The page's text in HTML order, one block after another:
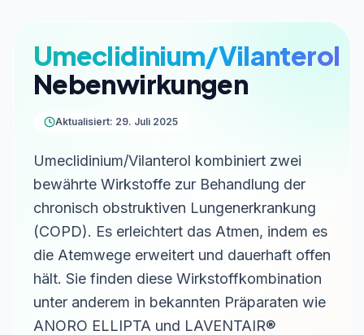
Umeclidinium/Vilanterol
Nebenwirkungen
Aktualisiert: 29. Juli 2025
Umeclidinium/Vilanterol kombiniert zwei
bewährte Wirkstoffe zur Behandlung der
chronisch obstruktiven Lungenerkrankung
(COPD). Es erleichtert das Atmen, indem es
die Atemwege erweitert und dauerhaft offen
hält. Sie finden diese Wirkstoffkombination
unter anderem in bekannten Präparaten wie
ANORO ELLIPTA und LAVENTAIR®